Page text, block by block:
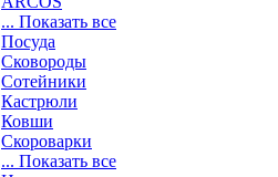
... Показать все
Посуда
Сковороды
Сотейники
Кастрюли
Ковши
Скороварки
... Показать все